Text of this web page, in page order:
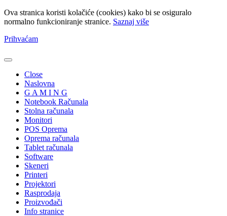
Ova stranica koristi kolačiće (cookies) kako bi se osiguralo
normalno funkcioniranje stranice. Saznaj više
Prihvaćam
Close
Naslovna
G A M I N G
Notebook Računala
Stolna računala
Monitori
POS Oprema
Oprema računala
Tablet računala
Software
Skeneri
Printeri
Projektori
Rasprodaja
Proizvođači
Info stranice